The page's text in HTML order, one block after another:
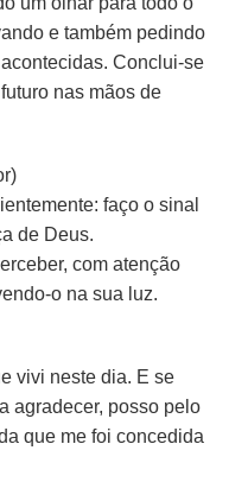
e também pedindo
Conclui-se
nas mãos de
faço o sinal
de Deus.
com atenção
o na sua luz.
vivi neste dia. E se
agradecer, posso pelo
que me foi concedida